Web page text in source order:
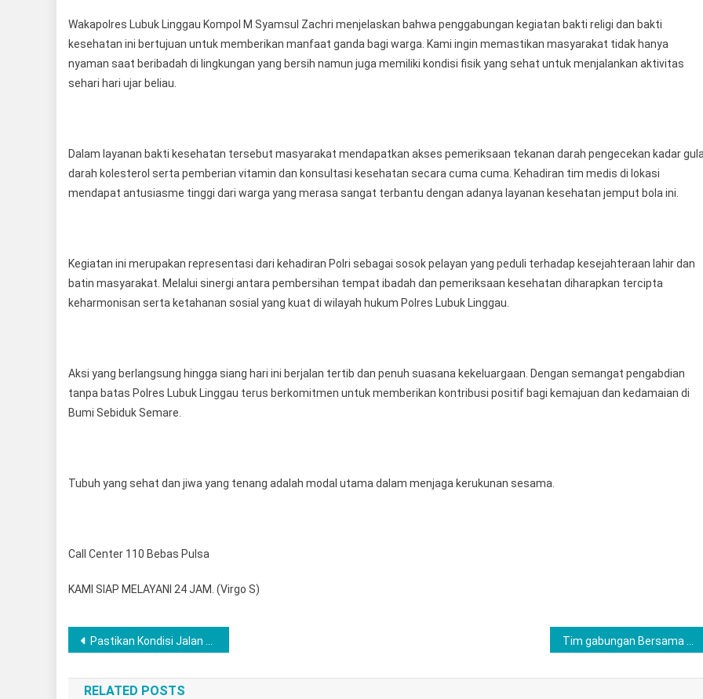
Beragama
Dan
Kepedulian
Wakapolres Lubuk Linggau Kompol M Syamsul Zachri menjelaskan bahwa penggabungan kegiatan bakti religi dan bakti
kesehatan ini bertujuan untuk memberikan manfaat ganda bagi warga. Kami ingin memastikan masyarakat tidak hanya
nyaman saat beribadah di lingkungan yang bersih namun juga memiliki kondisi fisik yang sehat untuk menjalankan aktivitas
sehari hari ujar beliau.
Dalam layanan bakti kesehatan tersebut masyarakat mendapatkan akses pemeriksaan tekanan darah pengecekan kadar
darah kolesterol serta pemberian vitamin dan konsultasi kesehatan secara cuma cuma. Kehadiran tim medis di lokasi
mendapat antusiasme tinggi dari warga yang merasa sangat terbantu dengan adanya layanan kesehatan jemput bola ini.
Kegiatan ini merupakan representasi dari kehadiran Polri sebagai sosok pelayan yang peduli terhadap kesejahteraan lahir dan
batin masyarakat. Melalui sinergi antara pembersihan tempat ibadah dan pemeriksaan kesehatan diharapkan tercipta
keharmonisan serta ketahanan sosial yang kuat di wilayah hukum Polres Lubuk Linggau.
Aksi yang berlangsung hingga siang hari ini berjalan tertib dan penuh suasana kekeluargaan. Dengan semangat pengabdian
tanpa batas Polres Lubuk Linggau terus berkomitmen untuk memberikan kontribusi positif bagi kemajuan dan kedamaian di
Bumi Sebiduk Semare.
Tubuh yang sehat dan jiwa yang tenang adalah modal utama dalam menjaga kerukunan sesama.
Call Center 110 Bebas Pulsa
KAMI SIAP MELAYANI 24 JAM. (Virgo S)
Post
navigation
Pastikan Kondisi Jalan Nasional di Kabupaten Musi Rawas, Polres Musi Rawas Bersama Ditlantas Polda Sumsel Lakukan Survei Jalan
RELATED POSTS